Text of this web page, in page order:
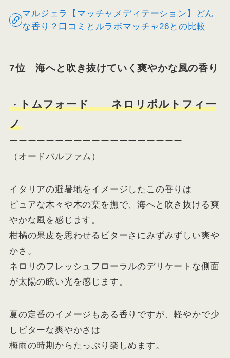
マルジェラ【マッチャメディテーション】どん
な香り？口コミとルラボマッチャ26との比較
7位 海へと吹き抜けていく爽やかな風の香り
・トムフォード ネロリポルトフィー
ノ
ーーーーーーーーーーーーーーーーーーー
（オードパルファム）
イタリアの避暑地をイメージしたこの香りは
ピュアな木々や木の葉を撫で、海へと吹き抜ける爽
やかな風を感じます。
柑橘の果皮を思わせるビターさにみずみずしい爽や
かさ。
ネロリのフレッシュフローラルのデリケートな側面
が太陽の眩い光を感じます。
夏の定番のイメージもある香りですが、軽やかで少
しビターな爽やかさは
梅雨の時期からたっぷり楽しめます。